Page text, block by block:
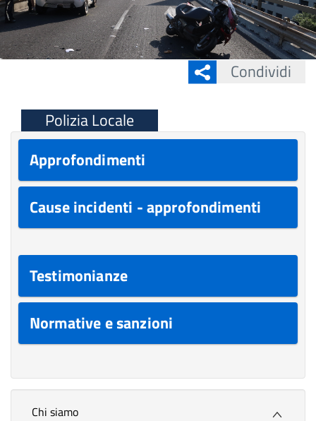
Condividi
Polizia Locale
Approfondimenti
Cause incidenti - approfondimenti
Testimonianze
Normative e sanzioni
Chi siamo